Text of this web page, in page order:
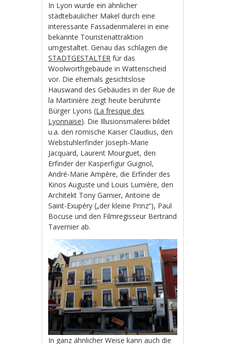
In Lyon wurde ein ähnlicher
städtebaulicher Makel durch eine
interessante Fassadenmalerei in eine
bekannte Touristenattraktion
umgestaltet. Genau das schlagen die
STADTGESTALTER für das
Woolworthgebäude in Wattenscheid
vor. Die ehemals gesichtslose
Hauswand des Gebäudes in der Rue de
la Martinière zeigt heute berühmte
Bürger Lyons (La fresque des
Lyonnaise). Die Illusionsmalerei bildet
u.a. den römische Kaiser Claudius, den
Webstuhlerfinder Joseph-Marie
Jacquard, Laurent Mourguet, den
Erfinder der Kasperfigur Guignol,
André-Marie Ampère, die Erfinder des
Kinos Auguste und Louis Lumière, den
Architekt Tony Garnier, Antoine de
Saint-Exupéry („der kleine Prinz“), Paul
Bocuse und den Filmregisseur Bertrand
Tavernier ab.
In ganz ähnlicher Weise kann auch die